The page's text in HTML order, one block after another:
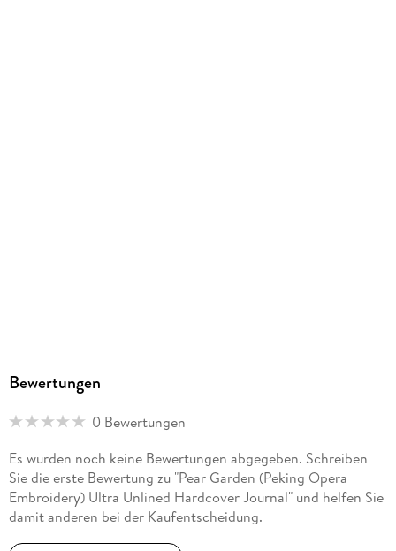
Bewertungen
0 Bewertungen
Es wurden noch keine Bewertungen abgegeben. Schreiben
Sie die erste Bewertung zu "Pear Garden (Peking Opera
Embroidery) Ultra Unlined Hardcover Journal" und helfen Sie
damit anderen bei der Kaufentscheidung.